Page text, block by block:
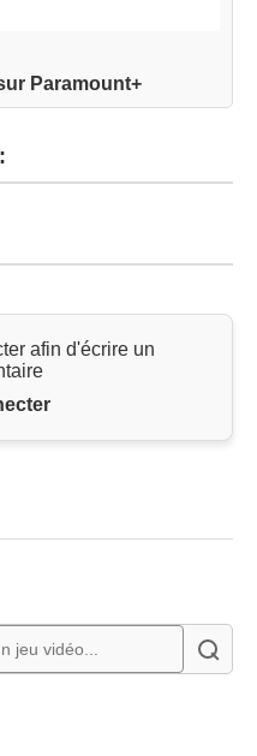
Paramount+
afin d'écrire un